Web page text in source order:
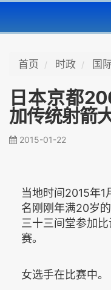
首页 时政 国
日本京都
加传统射箭
2015-01-22
当地时间2015年
名刚刚年满20岁
三十三间堂参加
赛。
女选手在比赛中。